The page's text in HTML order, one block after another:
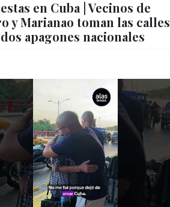
en Cuba | Vecinos de
y Marianao toman las calles
apagones nacionales